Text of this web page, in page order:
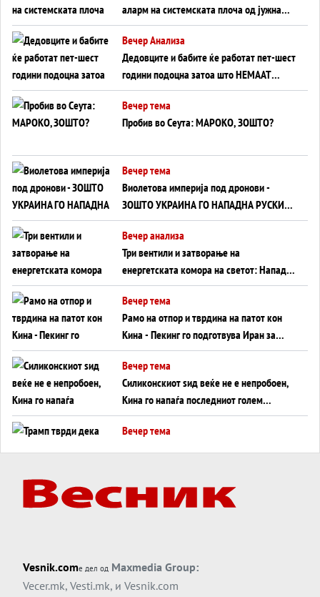
аларм на системската плоча од јужна
Германија до Црното Море...
Вечер Анализа
Дедовците и бабите ќе работат пет-шест
години подоцна затоа што НЕМААТ
ВНУЦИ ДА ГИ ЗАМЕНАТ
Вечер тема
Пробив во Сеута: МАРОКО, ЗОШТО?
Вечер тема
Виолетова империја под дронови -
ЗОШТО УКРАИНА ГО НАПАДНА РУСКИОТ
WILDBERRIES
Вечер анализа
Три вентили и затворање на
енергетската комора на светот: Нападот
во Суец најавува глобален енергетски
инфаркт?
Вечер тема
Рамо на отпор и тврдина на патот кон
Кина - Пекинг го подготвува Иран за
американска копнена инвазија
Вечер тема
Силиконскиот ѕид веќе не е непробоен,
Кина го напаѓа последниот голем
монопол на Западот?
Вечер тема
Вечер тема
ДЛАБОКО УДОЛУ: Сметководствените
Вечер тема
АТОМСКО ДОМИНО НА БЛИСКИОТ
Vesnik.comе дел од Maxmedia Group:
Vecer.mk, Vesti.mk, и Vesnik.com